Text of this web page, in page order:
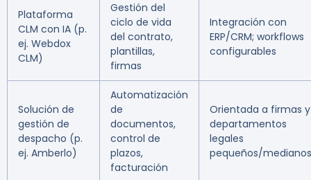
Plataforma
CLM con IA (p.
ej. Webdox
CLM)
Gestión del
ciclo de vida
del contrato,
plantillas,
firmas
Integración con
ERP/CRM; workflows
configurables
Solución de
gestión de
despacho (p.
ej. Amberlo)
Automatización
de
documentos,
control de
plazos,
facturación
Orientada a firmas y
departamentos
legales
pequeños/medianos